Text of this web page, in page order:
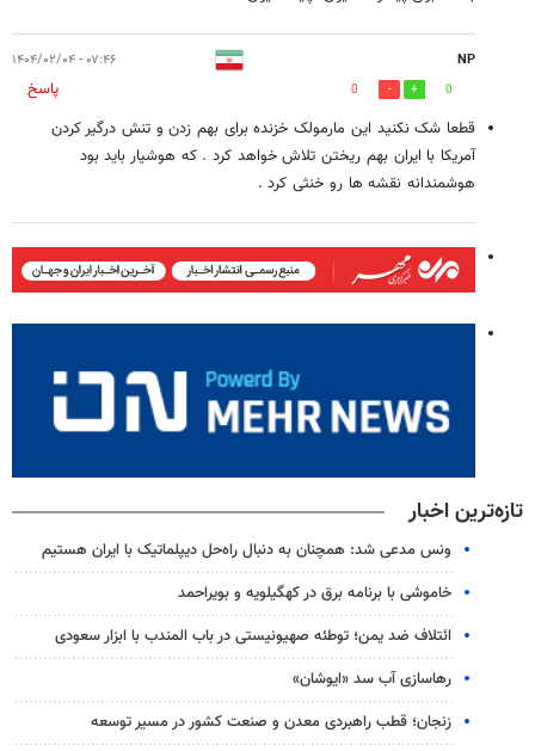
NP ۰۷:۴۶ - ۱۴۰۴/۰۲/۰۴
0
0
پاسخ
قطعا شک نکنید این مارمولک خزنده برای بهم زدن و تنش درگیر کردن
آمریکا با ایران بهم ریختن تلاش خواهد کرد . که هوشیار باید بود
هوشمندانه نقشه ها رو خنثی کرد .
تازه‌ترین اخبار
ونس مدعی شد: همچنان به دنبال راه‌حل دیپلماتیک با ایران هستیم
خاموشی با برنامه برق در کهگیلویه و بویراحمد
ائتلاف ضد یمن؛ توطئه صهیونیستی در باب المندب با ابزار سعودی
رهاسازی آب سد «ایوشان»
زنجان؛ قطب راهبردی معدن و صنعت کشور در مسیر توسعه